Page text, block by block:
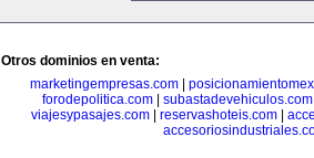
Otros dominios en venta:
marketingempresas.com
forodepolitica.com| subastadevehiculos.com
viajesypasajes.com
reservashoteis.com